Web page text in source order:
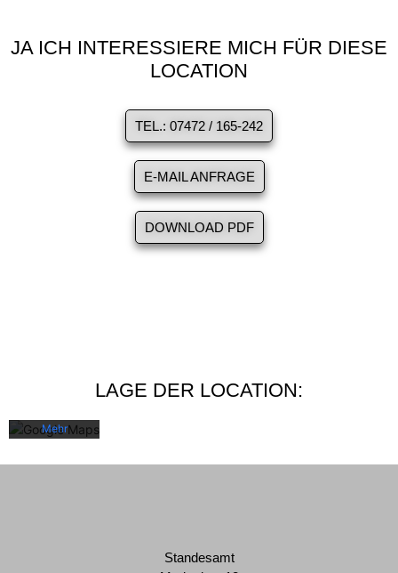
JA ICH INTERESSIERE MICH FÜR DIESE
LOCATION
TEL.: 07472 / 165-242
E-MAIL ANFRAGE
DOWNLOAD PDF
LAGE DER LOCATION:
Mehr
Standesamt